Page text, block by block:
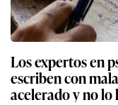
Los expertos en
escriben con
acelerado y no